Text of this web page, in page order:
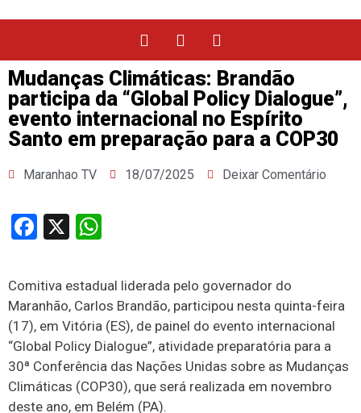
Mudanças Climáticas: Brandão
participa da “Global Policy Dialogue”,
evento internacional no Espírito
Santo em preparação para a COP30
Maranhao TV 18/07/2025 Deixar Comentário
Facebook
X
Comitiva estadual liderada pelo governador do
Maranhão, Carlos Brandão, participou nesta quinta-feira
(17), em Vitória (ES), de painel do evento internacional
“Global Policy Dialogue”, atividade preparatória para a
30ª Conferência das Nações Unidas sobre as Mudanças
Climáticas (COP30), que será realizada em novembro
deste ano, em Belém (PA).